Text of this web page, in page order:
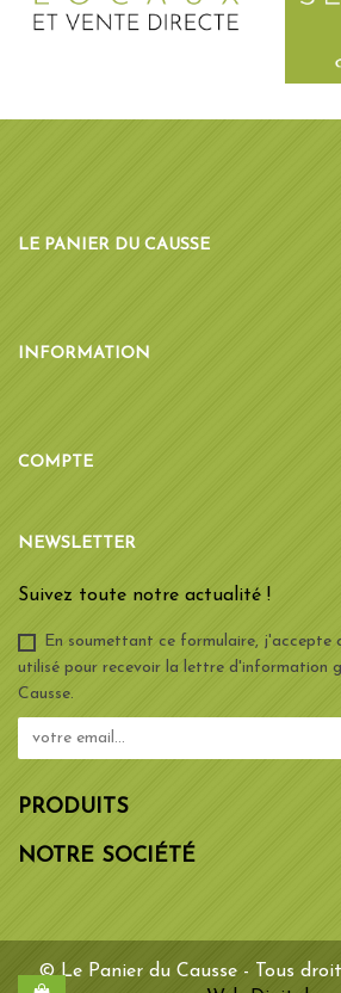
LE PANIER DU CAUSSE
INFORMATION
COMPTE
NEWSLETTER
Suivez toute notre actualité !
En soumettant ce formulaire, j'accepte
utilisé pour recevoir la lettre d'information
Causse.
PRODUITS
NOTRE SOCIÉTÉ
© Le Panier du Causse - Tous